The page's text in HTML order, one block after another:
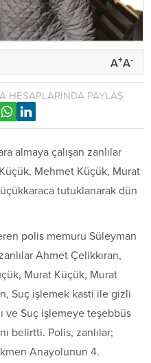
A+A-
HESAPLARINDA PAYLAŞ
almaya çalışan zanlılar
Mehmet Küçük, Murat
tutuklanarak dün
polis memuru Süleyman
Ahmet Çelikkıran,
Murat Küçük, Murat
Suç işlemek kasti ile gizli
ve Suç işlemeye teşebbüs
belirtti. Polis, zanlılar;
Anayolunun 4.